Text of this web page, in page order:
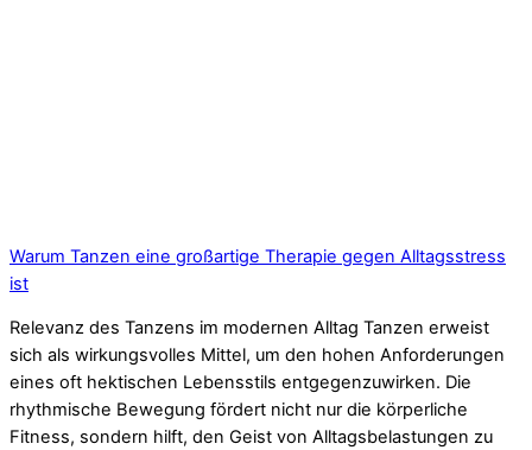
Warum Tanzen eine großartige Therapie gegen Alltagsstress
ist
Relevanz des Tanzens im modernen Alltag Tanzen erweist
sich als wirkungsvolles Mittel, um den hohen Anforderungen
eines oft hektischen Lebensstils entgegenzuwirken. Die
rhythmische Bewegung fördert nicht nur die körperliche
Fitness, sondern hilft, den Geist von Alltagsbelastungen zu